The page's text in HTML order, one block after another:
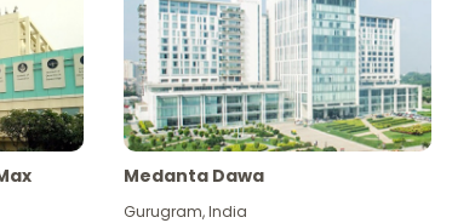
Medanta Dawa
Gurugram,India